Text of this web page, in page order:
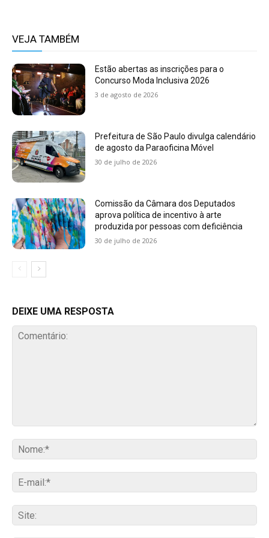
VEJA TAMBÉM
Estão abertas as inscrições para o
Concurso Moda Inclusiva 2026
3 de agosto de 2026
Prefeitura de São Paulo divulga calendário
de agosto da Paraoficina Móvel
30 de julho de 2026
Comissão da Câmara dos Deputados
aprova política de incentivo à arte
produzida por pessoas com deficiência
30 de julho de 2026
DEIXE UMA RESPOSTA